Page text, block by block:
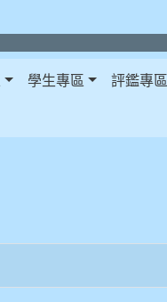
學生專區 評鑑專區